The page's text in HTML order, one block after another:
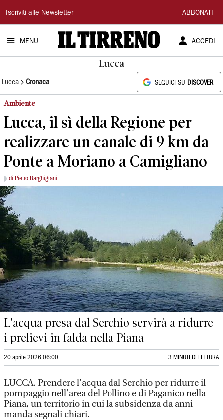
Il
Tirreno
Iscriviti alle Newsletter ABBONATI
MENU ACCEDI
Lucca
Lucca Cronaca SEGUICI SU DISCOVER
Ambiente
Lucca, il sì della Regione per
realizzare un canale di 9 km da
Ponte a Moriano a Camigliano
di Pietro Barghigiani
L'acqua presa dal Serchio servirà a ridurre
i prelievi in falda nella Piana
20 aprile 2026 06:00 3 MINUTI DI LETTURA
LUCCA. Prendere l’acqua dal Serchio per ridurre il
pompaggio nell’area del Pollino e di Paganico nella
Piana, un territorio in cui la subsidenza da anni
manda segnali chiari.